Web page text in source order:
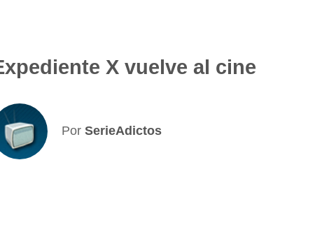
X vuelve al cine
Por SerieAdictos